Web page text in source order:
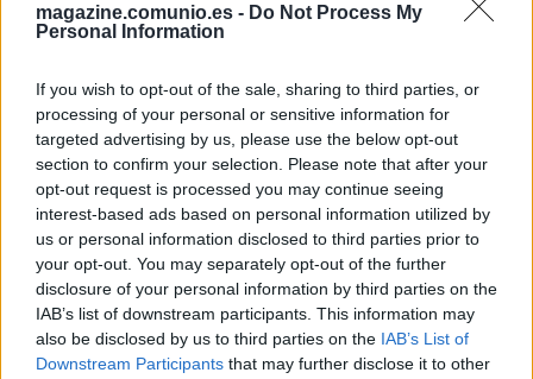
magazine.comunio.es - Do Not Process My
Personal Information
If you wish to opt-out of the sale, sharing to third parties, or
processing of your personal or sensitive information for
targeted advertising by us, please use the below opt-out
section to confirm your selection. Please note that after your
opt-out request is processed you may continue seeing
interest-based ads based on personal information utilized by
us or personal information disclosed to third parties prior to
your opt-out. You may separately opt-out of the further
disclosure of your personal information by third parties on the
IAB’s list of downstream participants. This information may
also be disclosed by us to third parties on the IAB’s List of
Downstream Participants that may further disclose it to other
asistencias y sumado 25 puntos, 6,50 de media.
de Asensio y el largo viaje de vuelta que le espera a
Vinicius tras jugar con Brasil, podría ser titular en la jornada
10. Curiosamente lleva más puntos totales que su
compatriota y Marco Asensio pese a haber jugado sólo un
partido desde el inicio.
Marcos André (Valladolid, 1.800.000)
17 puntos en los dos últimos partidos es la carta de
presentación del delantero más certero del Real Valladolid
en lo que llevamos de curso. Seguirá como titular y cotiza al